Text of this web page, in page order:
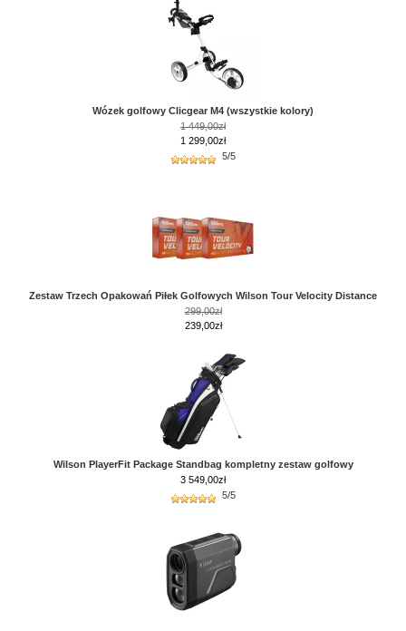
Wózek golfowy Clicgear M4 (wszystkie kolory)
1 449,00zł
1 299,00zł
5/5
Zestaw Trzech Opakowań Piłek Golfowych Wilson Tour Velocity Distance
299,00zł
239,00zł
Wilson PlayerFit Package Standbag kompletny zestaw golfowy
3 549,00zł
5/5